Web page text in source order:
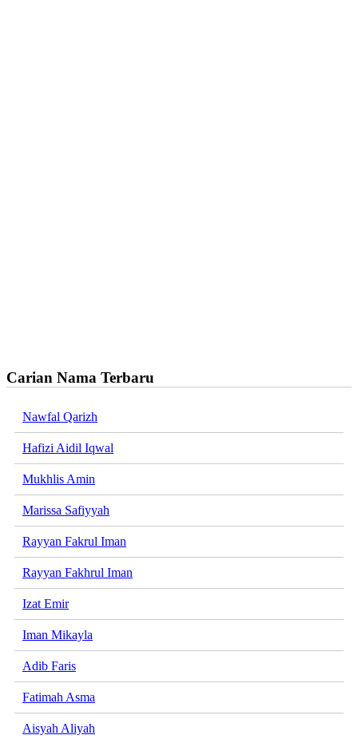
Carian Nama Terbaru
Nawfal Qarizh
Hafizi Aidil Iqwal
Mukhlis Amin
Marissa Safiyyah
Rayyan Fakrul Iman
Rayyan Fakhrul Iman
Izat Emir
Iman Mikayla
Adib Faris
Fatimah Asma
Aisyah Aliyah